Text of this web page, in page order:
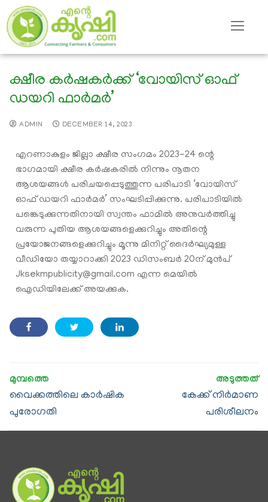
ക്ഷീര കർഷകർക്ക് ‘വോയിസ് ഓഫ്
ഡയറി ഫാർമർ’
ADMIN DECEMBER 14, 2023
എറണാകുളം ജില്ലാ ക്ഷീര സംഗമം 2023-24 ന്റെ
ഭാഗമായി ക്ഷീര കർഷകരിൽ നിന്നും നൂതന
ആശയങ്ങൾ പരിചയപ്പെടുത്തുന്ന പരിപാടി ‘വോയിസ്
ഓഫ് ഡയറി ഫാർമർ’ സംഘടിപ്പിക്കുന്നു. പരിപാടിയിൽ
പങ്കെടുക്കുന്നതിനായി സ്വന്തം ഫാമിൽ അനുവർത്തിച്ചു
വരുന്ന പുതിയ ആശയങ്ങളെക്കുറിച്ചും അതിന്റെ
പ്രയോജനങ്ങളെക്കുറിച്ചും മൂന്നു മിനിറ്റ് ദൈർഘ്യമുള്ള
വീഡിയോ തയ്യാറാക്കി 2023 ഡിസംബർ 20ന് മുൻപ്
Jksekmpublicity@gmail.com എന്ന മെയിൽ
ഐഡിയിലേക്ക് അയക്കുക.
വൈക്കത്തിലെ കാര്‍ഷിക
പുരോഗതി
കേക്ക് നിർമാണ
പരിശീലനം